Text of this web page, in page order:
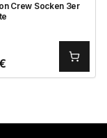
Socken 3er